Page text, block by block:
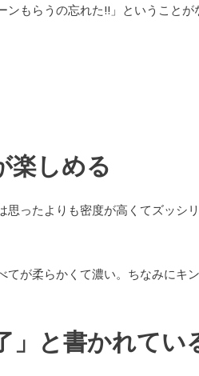
もらうの忘れた!!」ということが
楽しめる
ったよりも密度が高くてズッシ
が柔らかくて濃い。ちなみにキ
」と書かれてい